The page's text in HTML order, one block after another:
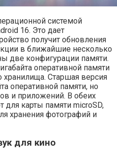
системой
16. Это дает
получит обновления
в ближайшие несколько
две конфигурации памяти.
оперативной памяти
хранилища. Старшая версия
оперативной памяти, но
и приложений. В обеих
для карты памяти microSD,
хранения фотографий и
для кино